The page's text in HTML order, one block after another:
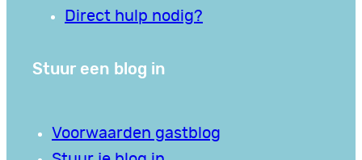
Direct hulp nodig?
Stuur een blog in
Voorwaarden gastblog